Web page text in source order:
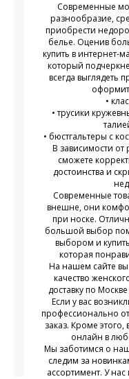
Современные
разнообразие,
приобрести
белье. Оценив
купить в интернет-
который
всегда выглядеть
•
• трусики
• бюстгальтеры с
В зависимости от
сможете
достоинства и
Современные
внешне, они
при носке.
большой выбор
выбором и
которая
На нашем сайте
качество
доставку по
Если у вас
профессионально
заказ. Кроме этого,
онлайн в
Мы заботимся о
следим за
ассортимент. У